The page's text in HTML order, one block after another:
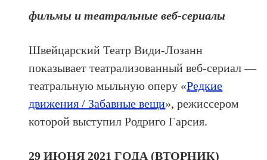
фильмы и театральные веб-сериалы
Швейцарский Театр Види-Лозанн
показывает театрализованный веб-сериал ––
театральную мыльную оперу «Редкие
движения / Забавные вещи», режиссером
которой выступил Родриго Гарсия.
29 ИЮНЯ 2021 ГОДА (ВТОРНИК)